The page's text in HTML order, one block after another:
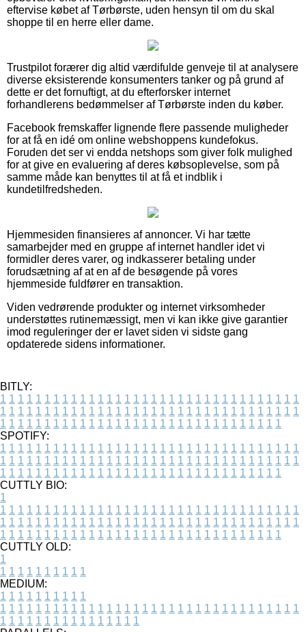
eftervise købet af Tørbørste, uden hensyn til om du skal
shoppe til en herre eller dame.
Trustpilot forærer dig altid værdifulde genveje til at analysere
diverse eksisterende konsumenters tanker og på grund af
dette er det fornuftigt, at du efterforsker internet
forhandlerens bedømmelser af Tørbørste inden du køber.
Facebook fremskaffer lignende flere passende muligheder
for at få en idé om online webshoppens kundefokus.
Foruden det ser vi endda netshops som giver folk mulighed
for at give en evaluering af deres købsoplevelse, som på
samme måde kan benyttes til at få et indblik i
kundetilfredsheden.
Hjemmesiden finansieres af annoncer. Vi har tætte
samarbejder med en gruppe af internet handler idet vi
formidler deres varer, og indkasserer betaling under
forudsætning af at en af de besøgende på vores
hjemmeside fuldfører en transaktion.
Viden vedrørende produkter og internet virksomheder
understøttes rutinemæssigt, men vi kan ikke give garantier
imod reguleringer der er lavet siden vi sidste gang
opdaterede sidens informationer.
BITLY:
1 1 1 1 1 1 1 1 1 1 1 1 1 1 1 1 1 1 1 1 1 1 1 1 1 1 1 1 1 1 1 1 1 1
1 1 1 1 1 1 1 1 1 1 1 1 1 1 1 1 1 1 1 1 1 1 1 1 1 1 1 1 1 1 1 1 1 1
1 1 1 1 1 1 1 1 1 1 1 1 1 1 1 1 1 1 1 1 1 1 1 1 1 1 1 1 1 1 1 1
SPOTIFY:
1 1 1 1 1 1 1 1 1 1 1 1 1 1 1 1 1 1 1 1 1 1 1 1 1 1 1 1 1 1 1 1 1 1
1 1 1 1 1 1 1 1 1 1 1 1 1 1 1 1 1 1 1 1 1 1 1 1 1 1 1 1 1 1 1 1 1 1
1 1 1 1 1 1 1 1 1 1 1 1 1 1 1 1 1 1 1 1 1 1 1 1 1 1 1 1 1 1 1 1
CUTTLY BIO:
1
1 1 1 1 1 1 1 1 1 1 1 1 1 1 1 1 1 1 1 1 1 1 1 1 1 1 1 1 1 1 1 1 1 1
1 1 1 1 1 1 1 1 1 1 1 1 1 1 1 1 1 1 1 1 1 1 1 1 1 1 1 1 1 1 1 1 1 1
1 1 1 1 1 1 1 1 1 1 1 1 1 1 1 1 1 1 1 1 1 1 1 1 1 1 1 1 1 1 1 1
CUTTLY OLD:
1
1 1 1 1 1 1 1 1 1 1
MEDIUM:
1 1 1 1 1 1 1 1 1 1
1 1 1 1 1 1 1 1 1 1 1 1 1 1 1 1 1 1 1 1 1 1 1 1 1 1 1 1 1 1 1 1 1 1
1 1 1 1 1 1 1 1 1 1 1 1 1 1 1 1